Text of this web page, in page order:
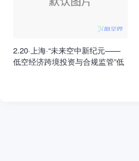
2.20·上海·“未来空中新纪元——
低空经济跨境投资与合规监管”低